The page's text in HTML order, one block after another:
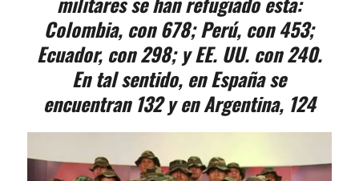
Colombia, con 678; Perú, con 453;
Ecuador, con 298; y EE. UU. con 240.
En tal sentido, en España se
encuentran 132 y en Argentina, 124